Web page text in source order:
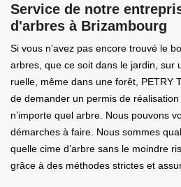
Service de notre
d'arbres à Brizambourg
Si vous n’avez pas encore trouvé le
arbres, que ce soit dans le jardin, sur
ruelle, même dans une forêt, PETRY
de demander un permis de
n’importe quel arbre. Nous pouvons
démarches à faire. Nous sommes
quelle cime d’arbre sans le moindre
grâce à des méthodes strictes et